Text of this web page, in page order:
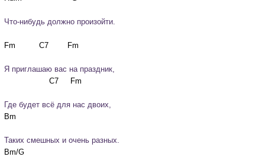
Что-нибудь должно произойти.
Я приглашаю вас на праздник,
Где будет всё для нас двоих,
Таких смешных и очень разных.